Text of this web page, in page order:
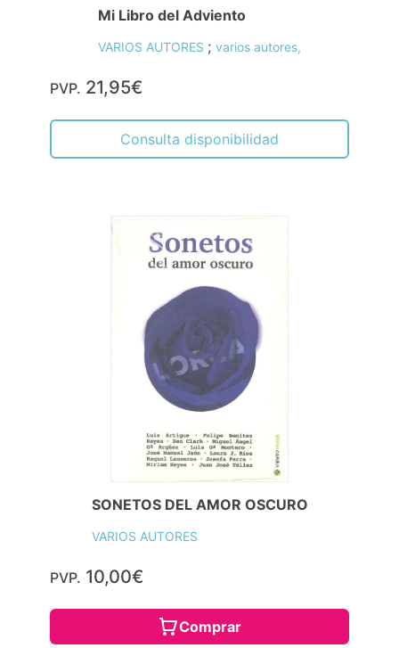
Mi Libro del Adviento
VARIOS AUTORES ; varios autores,
PVP. 21,95€
Consulta disponibilidad
SONETOS DEL AMOR OSCURO
VARIOS AUTORES
PVP. 10,00€
Comprar